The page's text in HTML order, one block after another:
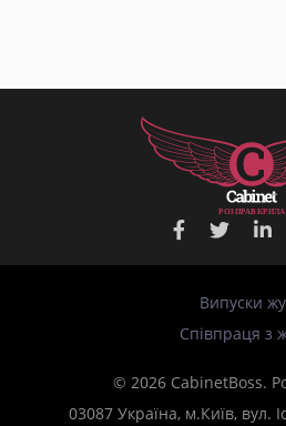
РОЗПРАВКРИЛА
Випуски
Співпраця з
© 2026 CabinetBoss.
03087 Україна, м.Київ, вул.